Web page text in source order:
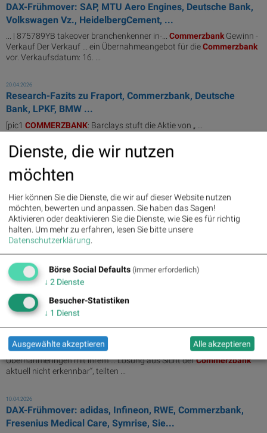
DAX-Frühmover: SAP, MTU Aero Engines, Deutsche Bank,
Volkswagen Vz., HeidelbergCement, ...
... | 875789YB takeover branchenkenner in-... CommerzbankGewinn -
Verkauf Der Verkauf ... ein Übernahmeangebot für dieCommerzbank
vor. Verkaufsdatum: 16. ...
20.04.2026
Research-Fazits zu Fraport, Commerzbank, Deutsche
Bank, LPKF, BMW ...
[pic1 COMMERZBANK: Barclays stuft die Aktie von „ ...
20.04.2026
Guten Morgen mit Commerzbank, Deutsche Bank,
Siemens, Bayer ...
... Milliarden Euro aufgewendet, HB CBK-Commerzbank zu wenig
gerüstet fu ...
16.04.2026
Research-Fazits zu Deutsche Bank, Commerzbank, ASML,
Bayer ...
... BANK RESEARCH HEBT ZIEL FÜRCOMMERZBANK
EUR - 'BUY ...
13.04.2026
Aero Engines, Rheinmetall, Deutsche P...
... | SPECIAL Special Situations Die
beharrt im
Übernahmeringen mit ihrem ... Lösung aus Sicht derCommerzbank
aktuell nicht erkennbar“, teilten ...
10.04.2026
DAX-Frühmover: adidas, Infineon, RWE, Commerzbank,
Fresenius Medical Care, Symrise, Sie...
Dienste, die wir nutzen
möchten
Hier können Sie die Dienste, die wir auf dieser Website nutzen
möchten, bewerten und anpassen. Sie haben das Sagen!
Aktivieren oder deaktivieren Sie die Dienste, wie Sie es für richtig
halten. Um mehr zu erfahren, lesen Sie bitte unsere
Datenschutzerklärung.
Börse Social Defaults (immer erforderlich)
↓ 2 Dienste
Besucher-Statistiken
↓ 1 Dienst
Ausgewählte akzeptieren Alle akzeptieren